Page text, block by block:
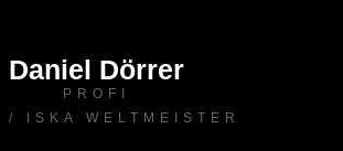
Daniel Dörrer
PROFI
/ ISKA WELTMEISTER